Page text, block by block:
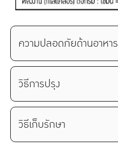
ความปลอดภัยด้านอาหาร
วิธีการปรุง
วิธีเก็บรักษา